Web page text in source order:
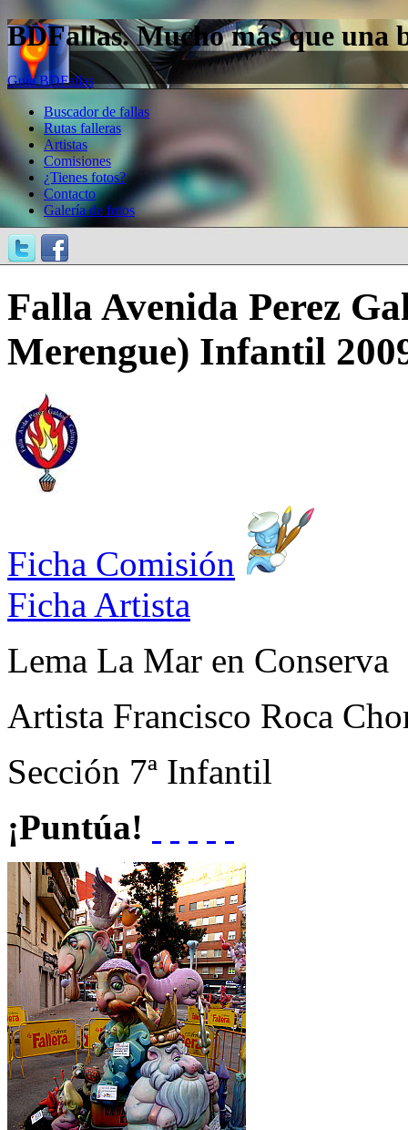
BDFallas. Mucho más que una
Guía BDFallas
Buscador de fallas
Rutas falleras
Artistas
Comisiones
¿Tienes fotos?
Contacto
Galería de fotos
Falla Avenida Perez
Merengue) Infantil
Ficha Comisión
Ficha Artista
Lema La Mar en Conserva
Artista Francisco Roca
Sección 7ª Infantil
¡Puntúa!